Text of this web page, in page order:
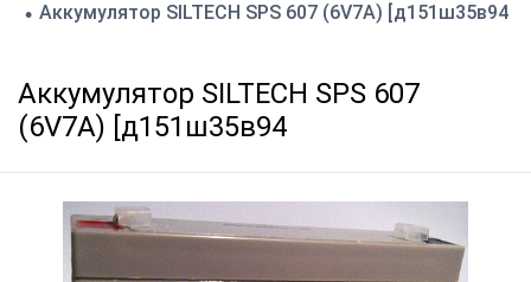
• Аккумулятор SILTECH SPS 607 (6V7A) [д151ш35в94
Аккумулятор SILTECH SPS 607
(6V7A) [д151ш35в94